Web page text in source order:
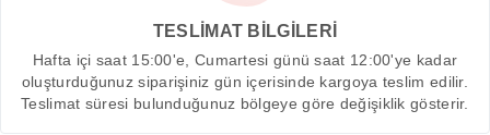
TESLİMAT BİLGİLERİ
Hafta içi saat 15:00'e, Cumartesi günü saat 12:00'ye kadar
oluşturduğunuz siparişiniz gün içerisinde kargoya teslim edilir.
Teslimat süresi bulunduğunuz bölgeye göre değişiklik gösterir.